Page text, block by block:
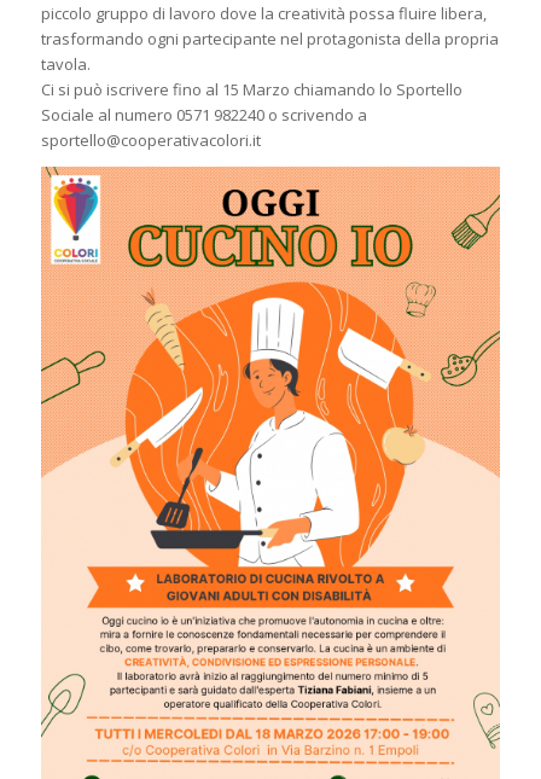
piccolo gruppo di lavoro dove la creatività possa fluire libera,
trasformando ogni partecipante nel protagonista della propria
tavola.
Ci si può iscrivere fino al 15 Marzo chiamando lo Sportello
Sociale al numero 0571 982240 o scrivendo a
sportello@cooperativacolori.it